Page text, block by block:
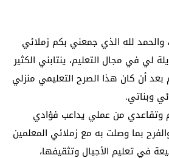
والحمد لله الذي جمعني بكم زملائي
لي في مجال التعليم، ينتابني الكثير
أن كان هذا الصرح التعليمي منزلي
وبناتي.
وتقاعدي من عملي يداعب فؤادي
بما وصلت به مع زملائي المعلمين
في تعليم الأجيال وتثقيفها،